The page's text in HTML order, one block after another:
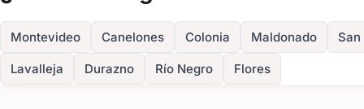
Diseño, personalización previa e impresión
¡Reservá tu fecha con anticipación!
Una celebración se recuerda, por sobre todas las cosas, por lo
cumpleaños de 15, Bar y Bat Mitzvá en Uruguay concentran
Montevideo Canelones Colonia Maldonado San
Lavalleja Durazno Río Negro Flores